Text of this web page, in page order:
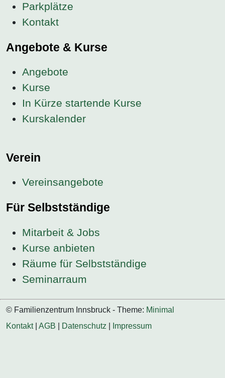
Parkplätze
Kontakt
Angebote & Kurse
Angebote
Kurse
In Kürze startende Kurse
Kurskalender
Verein
Vereinsangebote
Für Selbstständige
Mitarbeit & Jobs
Kurse anbieten
Räume für Selbstständige
Seminarraum
© Familienzentrum Innsbruck - Theme: Minimal
Kontakt| AGB Datenschutz Impressum